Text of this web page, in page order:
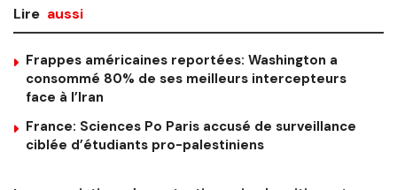
Lire aussi
Frappes américaines reportées: Washington a
consommé 80% de ses meilleurs intercepteurs
face à l’Iran
France: Sciences Po Paris accusé de surveillance
ciblée d’étudiants pro-palestiniens